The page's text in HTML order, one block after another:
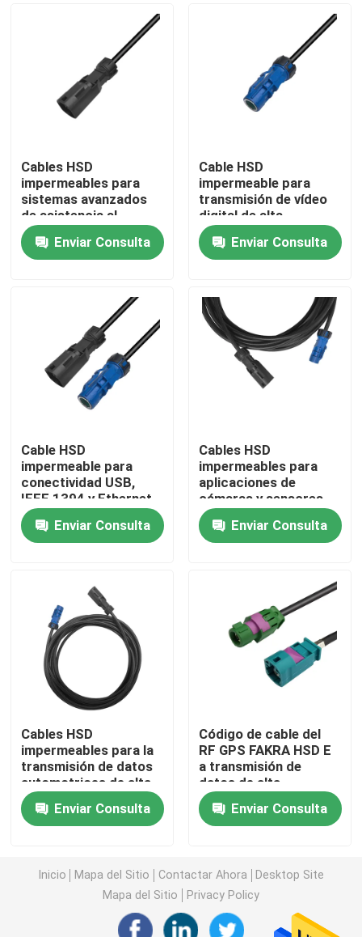
Hogar
Vídeos
Sobre nosotros
Tour por la fábrica
Control de calidad
Contáctenos
Solicitar presupuesto
Conector de FAKRA HSD
Mini conectores de FAKRA
Asamblea de cable de HSD
Cable coaxial de FAKRA
Adaptador de la antena de FAKRA
Cable de FAKRA HSD
Cable de HSD LVDS
Cables HSD
impermeables para
sistemas avanzados
de asistencia al
conductor (ADAS)
Enviar Consulta
Cable HSD
impermeable para
transmisión de vídeo
digital de alta
velocidad
Enviar Consulta
Cable HSD
impermeable para
conectividad USB,
IEEE 1394 y Ethernet
Enviar Consulta
Cables HSD
impermeables para
aplicaciones de
cámaras y sensores
LVDS
Enviar Consulta
Cables HSD
impermeables para la
transmisión de datos
automotrices de alta
velocidad
Enviar Consulta
Código de cable del
RF GPS FAKRA HSD E
a transmisión de
datos de alta
velocidad de Z
Enviar Consulta
Inicio Mapa del Sitio Contactar Ahora
Desktop Site
Mapa del Sitio
Privacy Policy